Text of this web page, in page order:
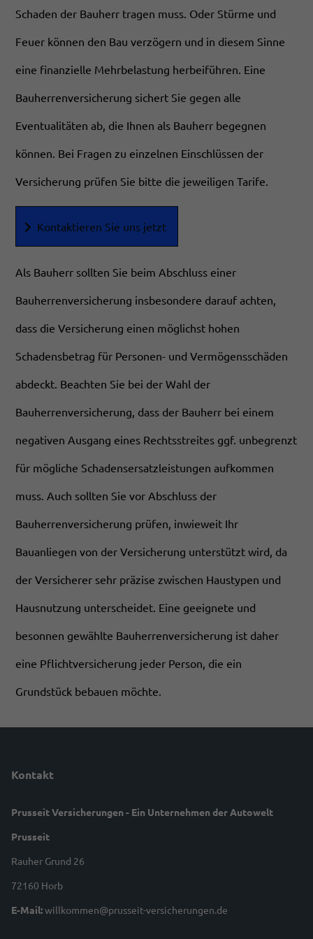
Schaden der Bauherr tragen muss. Oder Stürme und
Feuer können den Bau verzögern und in diesem Sinne
eine finanzielle Mehrbelastung herbeiführen. Eine
Bauherrenversicherung sichert Sie gegen alle
Eventualitäten ab, die Ihnen als Bauherr begegnen
können. Bei Fragen zu einzelnen Einschlüssen der
Versicherung prüfen Sie bitte die jeweiligen Tarife.
Kontaktieren Sie uns jetzt
Als Bauherr sollten Sie beim Abschluss einer
Bauherrenversicherung insbesondere darauf achten,
dass die Versicherung einen möglichst hohen
Schadensbetrag für Personen- und Vermögensschäden
abdeckt. Beachten Sie bei der Wahl der
Bauherrenversicherung, dass der Bauherr bei einem
negativen Ausgang eines Rechtsstreites ggf. unbegrenzt
für mögliche Schadensersatzleistungen aufkommen
muss. Auch sollten Sie vor Abschluss der
Bauherrenversicherung prüfen, inwieweit Ihr
Bauanliegen von der Versicherung unterstützt wird, da
der Versicherer sehr präzise zwischen Haustypen und
Hausnutzung unterscheidet. Eine geeignete und
besonnen gewählte Bauherrenversicherung ist daher
eine Pflichtversicherung jeder Person, die ein
Grundstück bebauen möchte.
Kontakt
Prusseit Versicherungen - Ein Unternehmen der Autowelt
Prusseit
Rauher Grund 26
72160 Horb
E-Mail:willkommen@prusseit-versicherungen.de